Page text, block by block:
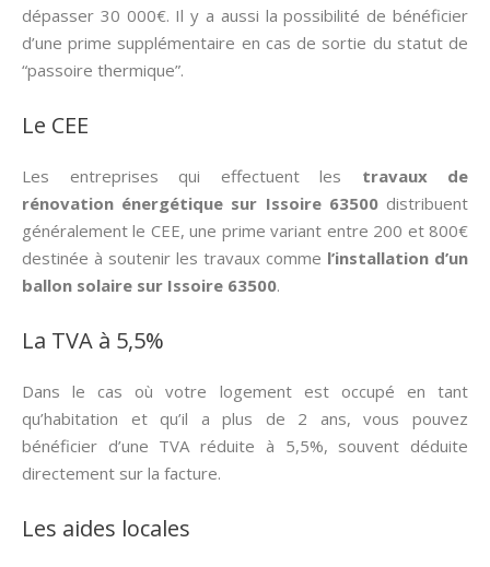
dépasser 30 000€. Il y a aussi la possibilité de bénéficier
d’une prime supplémentaire en cas de sortie du statut de
“passoire thermique”.
Le CEE
Les entreprises qui effectuent les travaux de
rénovation énergétique sur Issoire 63500distribuent
généralement le CEE, une prime variant entre 200 et 800€
destinée à soutenir les travaux comme l’installation d’un
ballon solaire sur Issoire 63500.
La TVA à 5,5%
Dans le cas où votre logement est occupé en tant
qu’habitation et qu’il a plus de 2 ans, vous pouvez
bénéficier d’une TVA réduite à 5,5%, souvent déduite
directement sur la facture.
Les aides locales